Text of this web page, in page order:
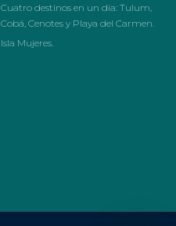
Cuatro destinos en un día: Tulum,
Cobá, Cenotes y Playa del Carmen.
Isla Mujeres.